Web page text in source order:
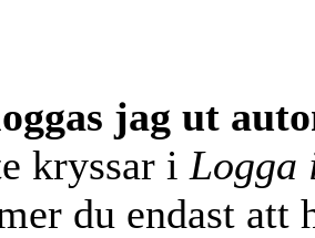
jag ut
kryssar i Logga
du endast